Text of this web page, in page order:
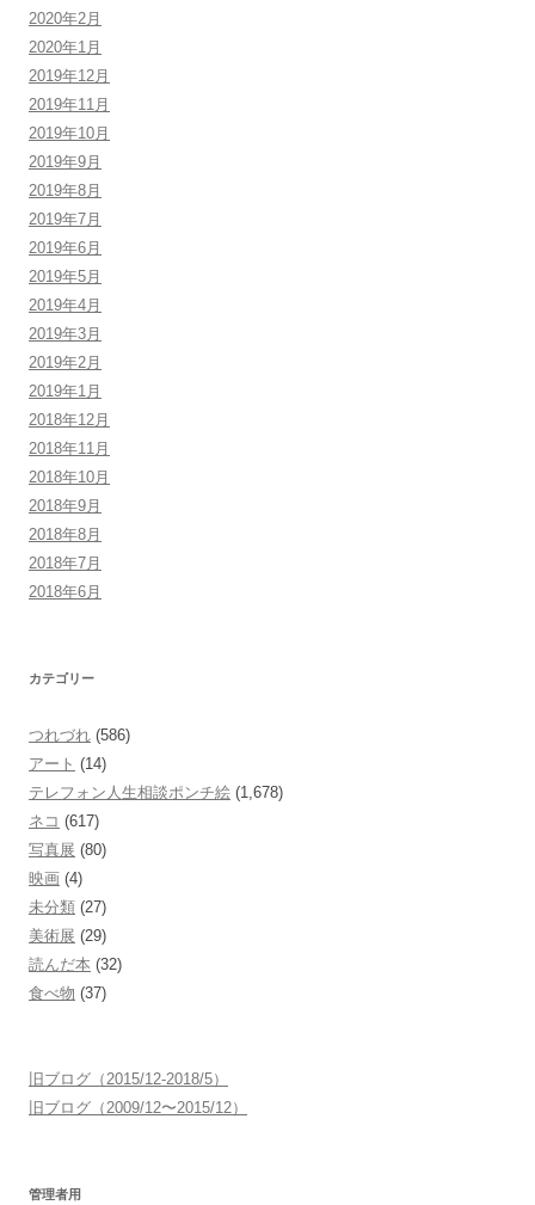
2020年2月
2020年1月
2019年12月
2019年11月
2019年10月
2019年9月
2019年8月
2019年7月
2019年6月
2019年5月
2019年4月
2019年3月
2019年2月
2019年1月
2018年12月
2018年11月
2018年10月
2018年9月
2018年8月
2018年7月
2018年6月
カテゴリー
つれづれ (586)
アート (14)
テレフォン人生相談ポンチ絵 (1,678)
ネコ (617)
写真展 (80)
映画 (4)
未分類 (27)
美術展 (29)
読んだ本 (32)
食べ物 (37)
旧ブログ（2015/12-2018/5）
旧ブログ（2009/12〜2015/12）
管理者用